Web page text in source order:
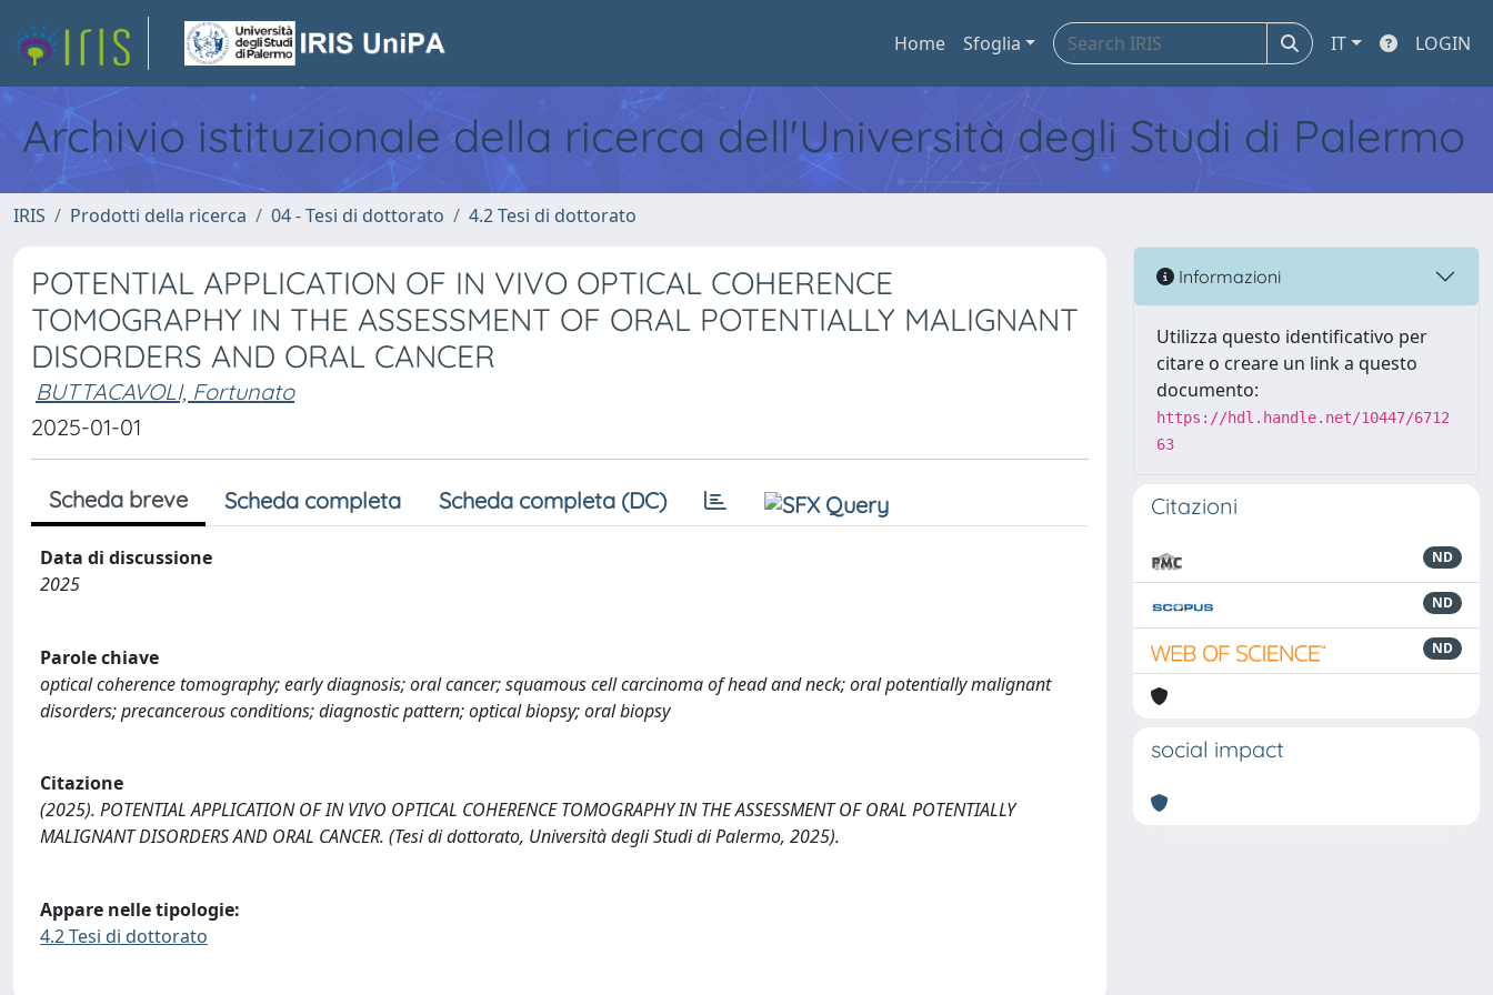
Home Sfoglia IT LOGIN
Archivio istituzionale della ricerca dell'Università degli Studi di Palermo
IRIS Prodotti della ricerca 04 - Tesi di dottorato 4.2 Tesi di dottorato
POTENTIAL APPLICATION OF IN VIVO OPTICAL COHERENCE
TOMOGRAPHY IN THE ASSESSMENT OF ORAL POTENTIALLY MALIGNANT
DISORDERS AND ORAL CANCER
BUTTACAVOLI, Fortunato
2025-01-01
Scheda breve Scheda completa Scheda completa (DC)
Data di discussione
2025
Parole chiave
optical coherence tomography; early diagnosis; oral cancer; squamous cell carcinoma of head and neck; oral potentially malignant
disorders; precancerous conditions; diagnostic pattern; optical biopsy; oral biopsy
Citazione
(2025). POTENTIAL APPLICATION OF IN VIVO OPTICAL COHERENCE TOMOGRAPHY IN THE ASSESSMENT OF ORAL POTENTIALLY
MALIGNANT DISORDERS AND ORAL CANCER. (Tesi di dottorato, Università degli Studi di Palermo, 2025).
Appare nelle tipologie:
4.2 Tesi di dottorato
Informazioni
Utilizza questo identificativo per
citare o creare un link a questo
documento:
https://hdl.handle.net/10447/6712
63
Citazioni
ND
ND
ND
social impact